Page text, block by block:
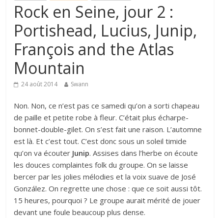
Rock en Seine, jour 2 :
Portishead, Lucius, Junip,
François and the Atlas
Mountain
24 août 2014 Swann
Non. Non, ce n’est pas ce samedi qu’on a sorti chapeau
de paille et petite robe à fleur. C’était plus écharpe-
bonnet-double-gilet. On s’est fait une raison. L’automne
est là. Et c’est tout. C’est donc sous un soleil timide
qu’on va écouter Junip. Assises dans l’herbe on écoute
les douces complaintes folk du groupe. On se laisse
bercer par les jolies mélodies et la voix suave de José
González. On regrette une chose : que ce soit aussi tôt.
15 heures, pourquoi ? Le groupe aurait mérité de jouer
devant une foule beaucoup plus dense.